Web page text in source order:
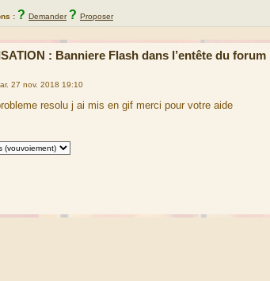
: ? Demander ? Proposer
: Banniere Flash dans l’entête du forum
27 nov. 2018 19:10
resolu j ai mis en gif merci pour votre aide